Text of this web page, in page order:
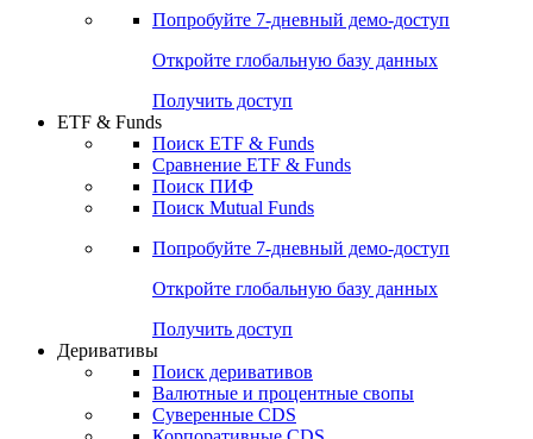
Попробуйте 7-дневный демо-доступ
Откройте глобальную базу данных
Получить доступ
ETF & Funds
Поиск ETF & Funds
Сравнение ETF & Funds
Поиск ПИФ
Поиск Mutual Funds
Попробуйте 7-дневный демо-доступ
Откройте глобальную базу данных
Получить доступ
Деривативы
Поиск деривативов
Валютные и процентные свопы
Суверенные CDS